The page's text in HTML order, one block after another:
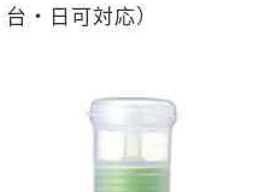
・日可対応）